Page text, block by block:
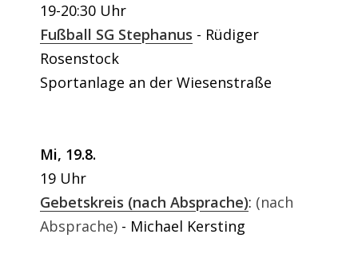
19-20:30 Uhr
Fußball SG Stephanus
Rüdiger
Rosenstock
Sportanlage an der Wiesenstraße
Mi, 19.8.
19 Uhr
Gebetskreis (nach Absprache): (nach
Absprache)
Michael Kersting